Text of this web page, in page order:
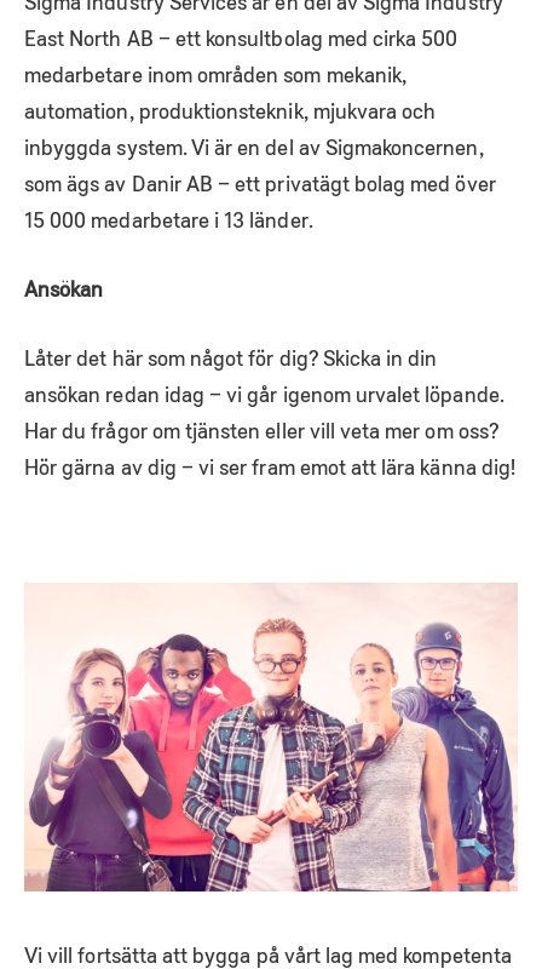
East North AB – ett konsultbolag med cirka 500
medarbetare inom områden som mekanik,
automation, produktionsteknik, mjukvara och
inbyggda system. Vi är en del av Sigmakoncernen,
som ägs av Danir AB – ett privatägt bolag med över
15 000 medarbetare i 13 länder.
Ansökan
Låter det här som något för dig? Skicka in din
ansökan redan idag – vi går igenom urvalet löpande.
Har du frågor om tjänsten eller vill veta mer om oss?
Hör gärna av dig – vi ser fram emot att lära känna dig!
Vi vill fortsätta att bygga på vårt lag med kompetenta